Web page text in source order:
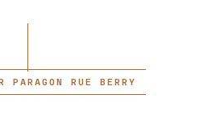
PARAGON RUE BERRY